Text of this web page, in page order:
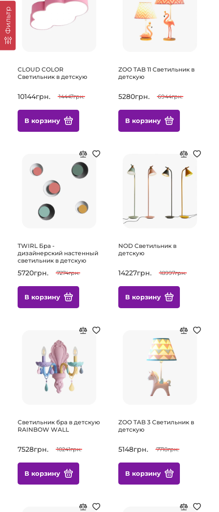
Фильтр
CLOUD COLOR
Светильник в детскую
10144грн. 14447грн.
В корзину
ZOO TAB 11 Светильник в
детскую
5280грн. 6944грн.
В корзину
TWIRL Бра -
дизайнерский настенный
светильник в детскую
5720грн. 7274грн.
В корзину
NOD Светильник в
детскую
14227грн. 18997грн.
В корзину
Светильник бра в детскую
RAINBOW WALL
7528грн. 10241грн.
В корзину
ZOO TAB 3 Светильник в
детскую
5148грн. 7718грн.
В корзину